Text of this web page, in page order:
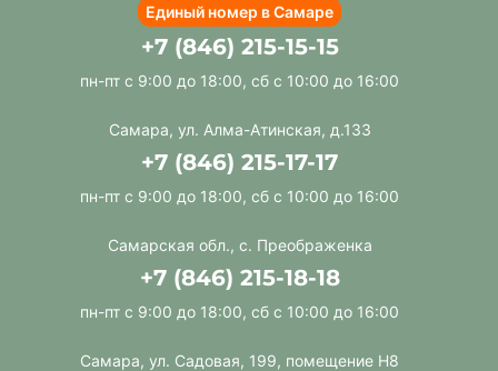
Единый номер в Самаре
+7 (846) 215-15-15
пн-пт с 9:00 до 18:00, сб с 10:00 до 16:00
Самара, ул. Алма-Атинская, д.133
+7 (846) 215-17-17
пн-пт с 9:00 до 18:00, сб с 10:00 до 16:00
Самарская обл., с. Преображенка
+7 (846) 215-18-18
пн-пт с 9:00 до 18:00, сб с 10:00 до 16:00
Самара, ул. Садовая, 199, помещение Н8